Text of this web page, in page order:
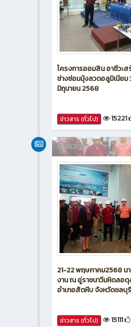
โครงการออมสิน อาชีวะ
ช่างซ่อมมุ้งลวดอลูมิเนียม
มิถุนายน 2568
ข่าวสาร (ทั่วไป) 15221
บทความ
21-22 พฤษภาคม2568
งาน ณ อู่ราชนาวีมหิดลอดุ
อำเภอสัตหีบ จังหวัดชลบุรี
ข่าวสาร (ทั่วไป) 15111